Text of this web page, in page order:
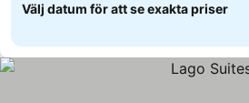
Välj datum för att se exakta priser